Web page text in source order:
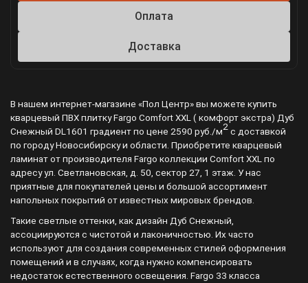
Оплата
Доставка
В нашем интернет-магазине «Пол Центр» вы можете купить
кварцевый ПВХ плитку Fargo Comfort XXL ( комфорт экстра) Дуб
Снежный DL1601 градиент по цене 2590 руб./м2с доставкой
по городу Новосибирску и области. Приобретите кварцевый
ламинат от производителя Fargo коллекции Comfort XXL по
адресу ул. Светлановская, д. 50, сектор 27, 1 этаж. У нас
приятные для покупателей цены и большой ассортимент
напольных покрытий от известных мировых брендов.
Такие светлые оттенки, как дизайн Дуб Снежный,
ассоциируются с чистотой и лаконичностью. Их часто
используют для создания современных стилей оформления
помещений и в случаях, когда нужно компенсировать
недостаток естественного освещения. Fargo 33 класса